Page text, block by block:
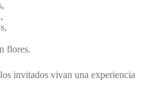
flores.
invitados vivan una experiencia